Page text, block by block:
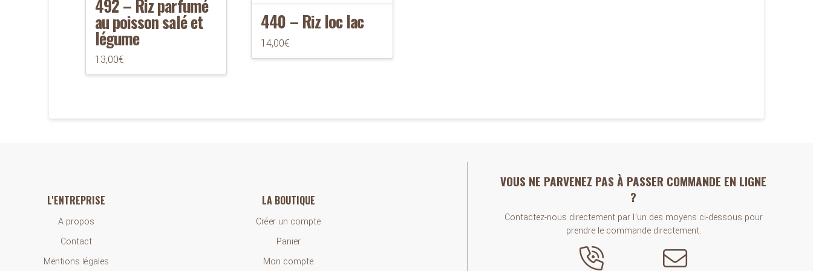
492 – Riz parfumé
au poisson salé et
légume
13,00€
440 – Riz loc lac
14,00€
L'ENTREPRISE
A propos
Contact
Mentions légales
LA BOUTIQUE
Créer un compte
Panier
Mon compte
VOUS NE PARVENEZ PAS À PASSER COMMANDE EN LIGNE
?
Contactez-nous directement par l'un des moyens ci-dessous pour
prendre le commande directement.